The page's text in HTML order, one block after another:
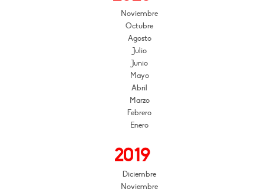
Noviembre
Octubre
Agosto
Julio
Junio
Mayo
Abril
Marzo
Febrero
Enero
2019
Diciembre
Noviembre